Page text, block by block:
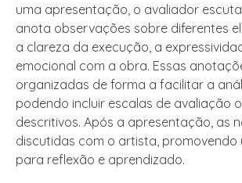
uma apresentação, o avaliador
anota observações sobre diferentes
a clareza da execução, a
emocional com a obra. Essas
organizadas de forma a facilitar a
podendo incluir escalas de avaliação
descritivos. Após a apresentação, as
discutidas com o artista, promovendo
para reflexão e aprendizado.